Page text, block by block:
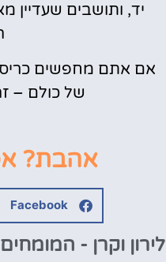
יד, ותושבים שעדיין
אם אתם מחפשים
של כולם –
אהבת?
Facebook
לירון וקרן -